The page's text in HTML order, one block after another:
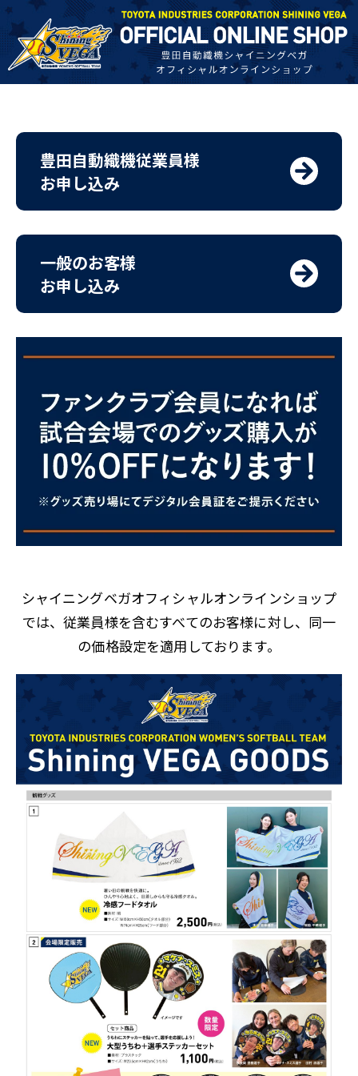
豊田自動織機従業員様
お申し込み
一般のお客様
お申し込み
シャイニングベガオフィシャルオンラインショップ
では、従業員様を含むすべてのお客様に対し、同一
の価格設定を適用しております。